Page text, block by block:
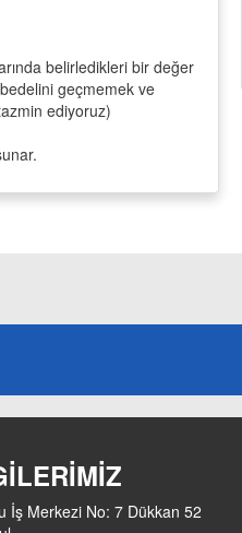
belirledikleri bir değer
geçmemek ve
ediyoruz)
İş Merkezi No: 7 Dükkan 52